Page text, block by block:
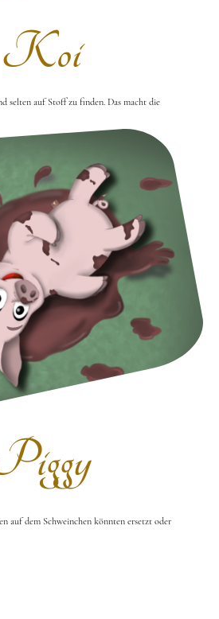
Koi
selten auf Stoff zu finden. Das macht die
auf dem Schweinchen könnten ersetzt oder